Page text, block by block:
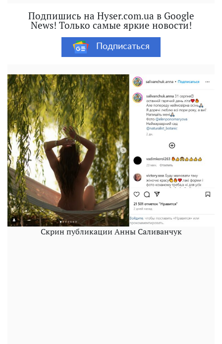
Подпишись на Hyser.com.ua в Google
News! Только самые яркие новости!
Подписаться
Скрин публикации Анны Саливанчук